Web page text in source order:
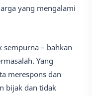
yang mengalami
– bahkan
Yang
merespons dan
bijak dan tidak